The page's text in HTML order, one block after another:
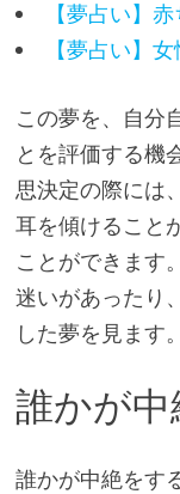
【夢占い】
【夢占い】
この夢を、自分
とを評価する機
思決定の際には
耳を傾けること
ことができます
迷いがあったり
した夢を見ます。
誰かが
誰かが中絶をす